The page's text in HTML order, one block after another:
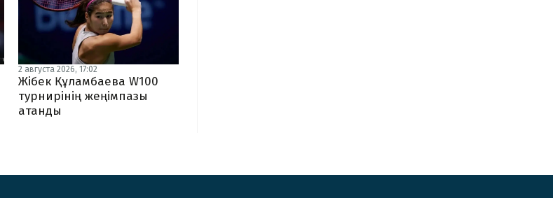
2 августа 2026, 17:02
Жібек Құламбаева W100
турнирінің жеңімпазы
атанды